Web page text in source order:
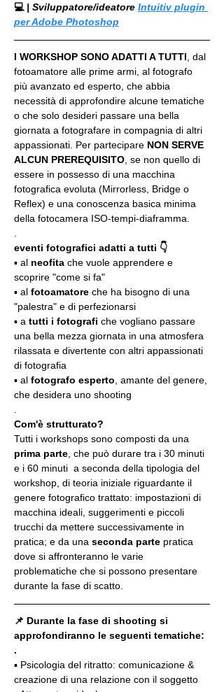
💻 | Sviluppatore/ideatore Intuitiv plugin
per Adobe Photoshop
I WORKSHOP SONO ADATTI A TUTTI , dal
fotoamatore alle prime armi, al fotografo
più avanzato ed esperto, che abbia
necessità di approfondire alcune tematiche
o che solo desideri passare una bella
giornata a fotografare in compagnia di altri
appassionati. Per partecipare NON SERVE
ALCUN PREREQUISITO , se non quello di
essere in possesso di una macchina
fotografica evoluta (Mirrorless, Bridge o
Reflex) e una conoscenza basica minima
della fotocamera ISO-tempi-diaframma.
eventi fotografici adatti a tutti 👇
▪️ al neofita che vuole apprendere e
scoprire "come si fa"
▪️ al fotoamatore che ha bisogno di una
"palestra" e di perfezionarsi
▪️ a tutti i fotografi che vogliano passare
una bella mezza giornata in una atmosfera
rilassata e divertente con altri appassionati
di fotografia
▪️ al fotografo esperto , amante del genere,
che desidera uno shooting
Com'è strutturato?
Tutti i workshops sono composti da una
prima parte , che può durare tra i 30 minuti
e i 60 minuti  a seconda della tipologia del
workshop, di teoria iniziale riguardante il
genere fotografico trattato: impostazioni di
macchina ideali, suggerimenti e piccoli
trucchi da mettere successivamente in
pratica; e da una seconda parte pratica
dove si affronteranno le varie
problematiche che si possono presentare
durante la fase di scatto.
📌 Durante la fase di shooting si
approfondiranno le seguenti tematiche:
.
▪️ Psicologia del ritratto: comunicazione &
creazione di una relazione con il soggetto